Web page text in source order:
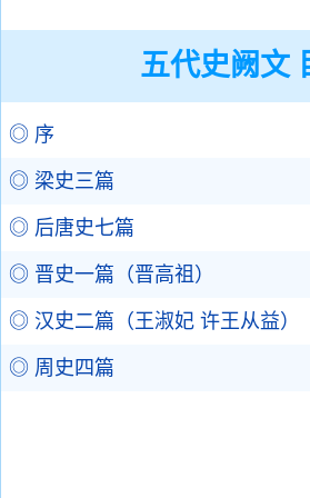
五代史阙文
◎ 序
◎ 梁史三篇
◎ 后唐史七篇
◎ 晋史一篇（晋高祖）
◎ 汉史二篇（王淑妃 许王从益）
◎ 周史四篇